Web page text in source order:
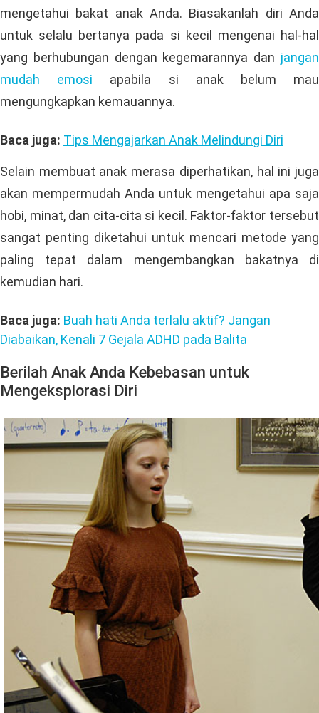
mengetahui bakat anak Anda. Biasakanlah diri Anda
untuk selalu bertanya pada si kecil mengenai hal-hal
yang berhubungan dengan kegemarannya dan jangan
mudah emosi apabila si anak belum mau
mengungkapkan kemauannya.
Baca juga: Tips Mengajarkan Anak Melindungi Diri
Selain membuat anak merasa diperhatikan, hal ini juga
akan mempermudah Anda untuk mengetahui apa saja
hobi, minat, dan cita-cita si kecil. Faktor-faktor tersebut
sangat penting diketahui untuk mencari metode yang
paling tepat dalam mengembangkan bakatnya di
kemudian hari.
Baca juga: Buah hati Anda terlalu aktif? Jangan
Diabaikan, Kenali 7 Gejala ADHD pada Balita
Berilah Anak Anda Kebebasan untuk
Mengeksplorasi Diri